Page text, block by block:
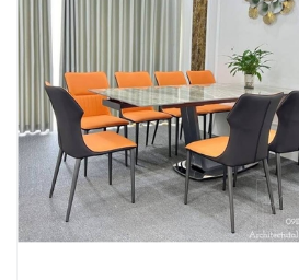
Bạn muốn tìm bộ bàn ăn thông minh
tích mặt bàn một cách linh hoạt phù
có số người sử dụng linh động?
892Scó thể kéo dài được 2.3m và
chính vì vậy đây là 1 sản phẩm rất
hộ.